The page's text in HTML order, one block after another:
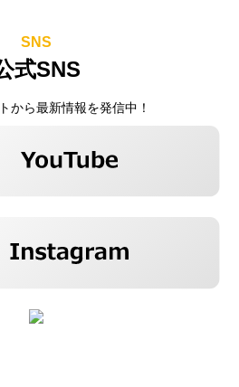
SNS
式SNS
から最新情報を発信中！